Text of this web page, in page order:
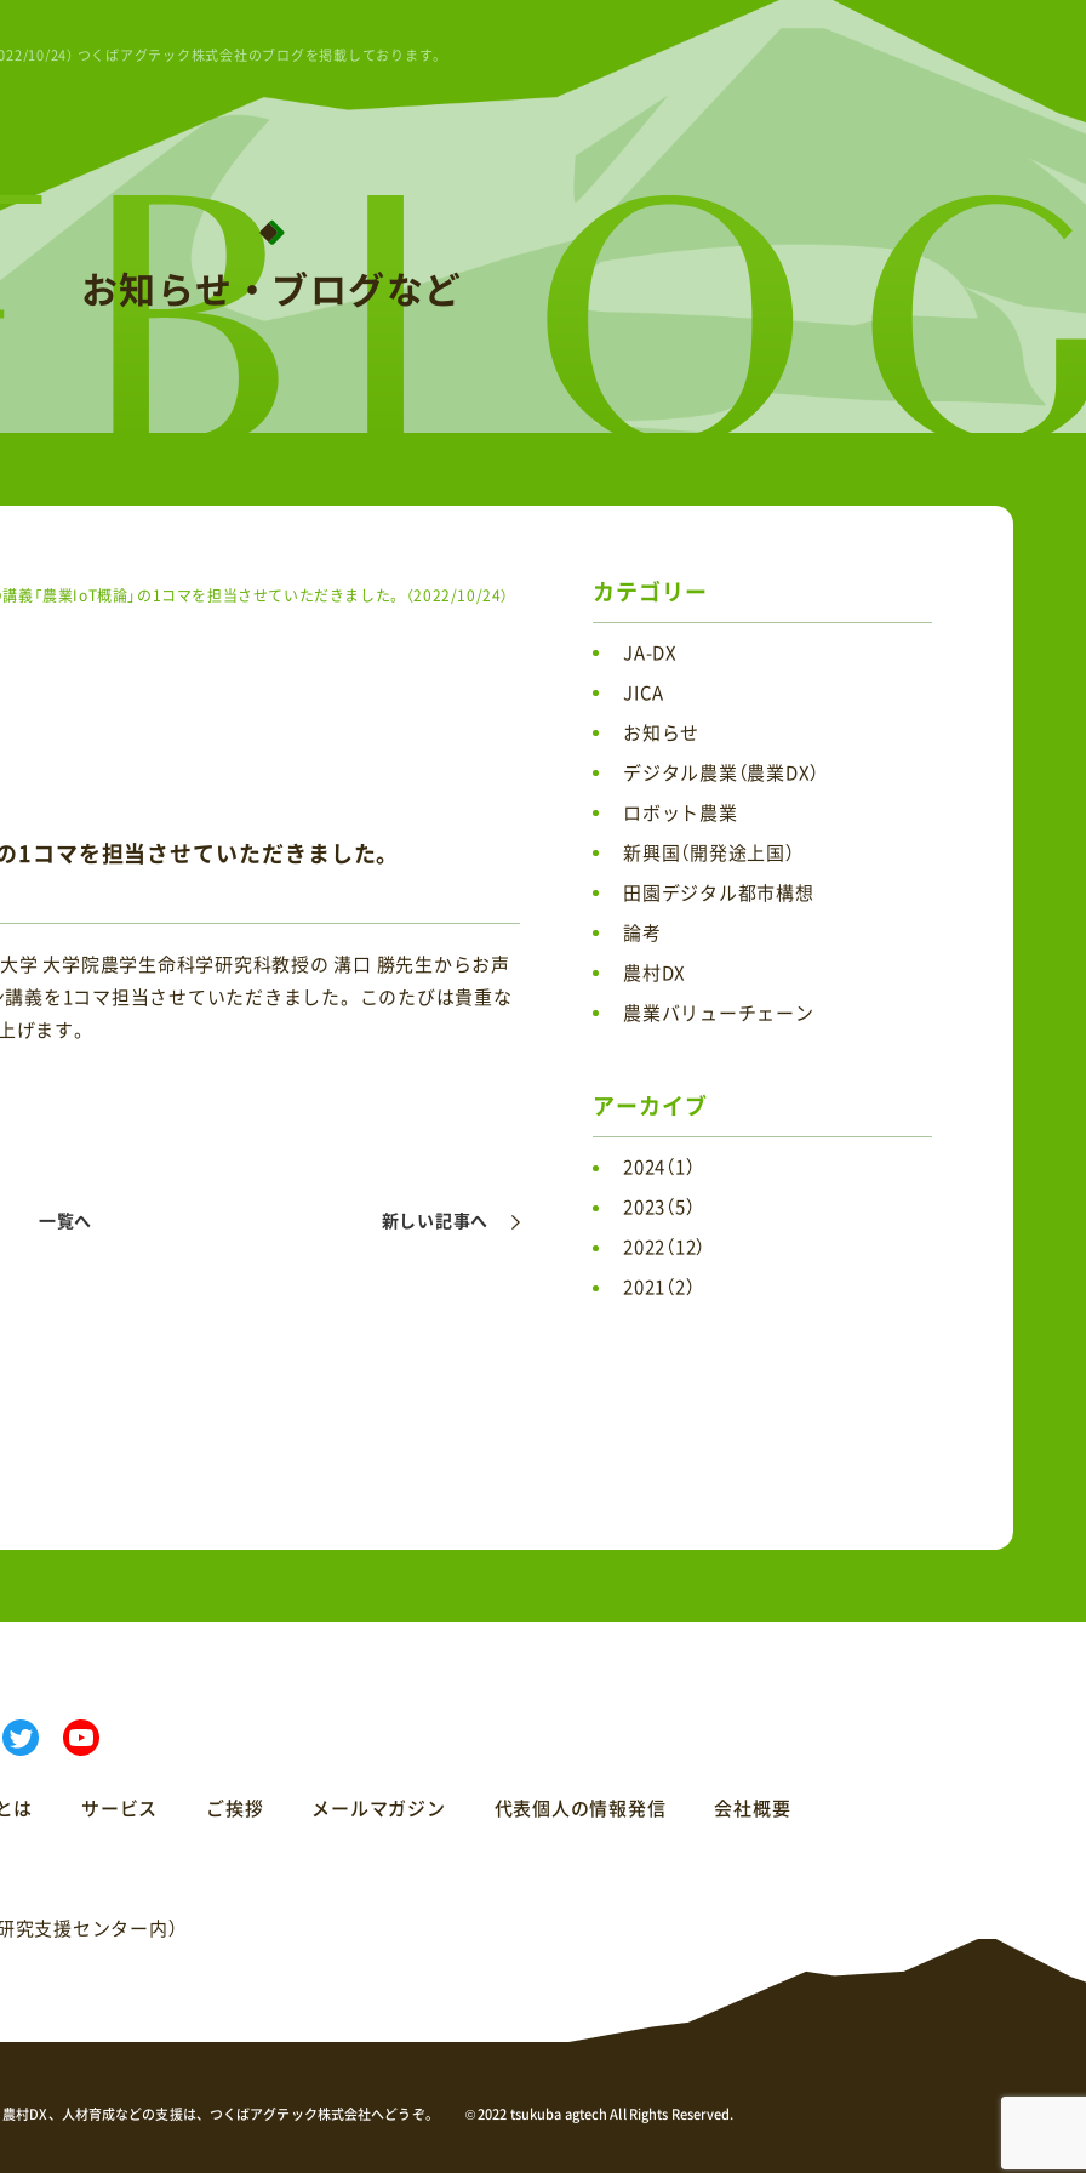
10/24） つくばアグテック株式会社のブログを掲載しております。
つくばアグテックとは サービス 代表個人の情報発信 会社概要
お知らせ・ブログなど
義「農業IoT概論」の1コマを担当させていただきました。（2022/10/24）
1コマを担当させていただきました。
学 大学院農学生命科学研究科教授の 溝口 勝先生からお声
義を1コマ担当させていただきました。このたびは貴重な
げます。
一覧へ 新しい記事へ
カテゴリー
JA-DX
JICA
お知らせ
デジタル農業（農業DX）
ロボット農業
新興国（開発途上国）
田園デジタル都市構想
論考
農村DX
農業バリューチェーン
アーカイブ
2024（1）
2023（5）
2022（12）
2021（2）
は サービス ご挨拶 メールマガジン 代表個人の情報発信 会社概要
究支援センター内）
村DX、人材育成などの支援は、つくばアグテック株式会社へどうぞ。 © 2022 tsukuba agtech All Rights Reserved.